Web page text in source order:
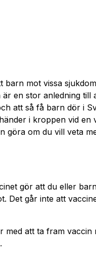
barn mot vissa
en stor anledning till
att så få barn dör i
i kroppen vid en
göra om du vill veta
gör att du eller
Det går inte att
med att ta fram vaccin